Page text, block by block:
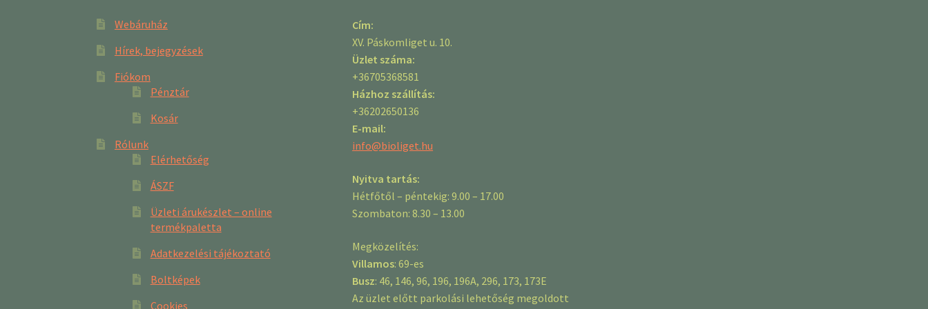
Webáruház
Hírek, bejegyzések
Fiókom
Pénztár
Kosár
Rólunk
Elérhetőség
ÁSZF
Üzleti árukészlet – online
termékpaletta
Adatkezelési tájékoztató
Boltképek
Cookies
Cím:
XV. Páskomliget u. 10.
Üzlet száma:
+36705368581
Házhoz szállítás:
+36202650136
E-mail:
info@bioliget.hu
Nyitva tartás:
Hétfőtől – péntekig: 9.00 – 17.00
Szombaton: 8.30 – 13.00
Megközelítés:
Villamos: 69-es
Busz: 46, 146, 96, 196, 196A, 296, 173, 173E
Az üzlet előtt parkolási lehetőség megoldott